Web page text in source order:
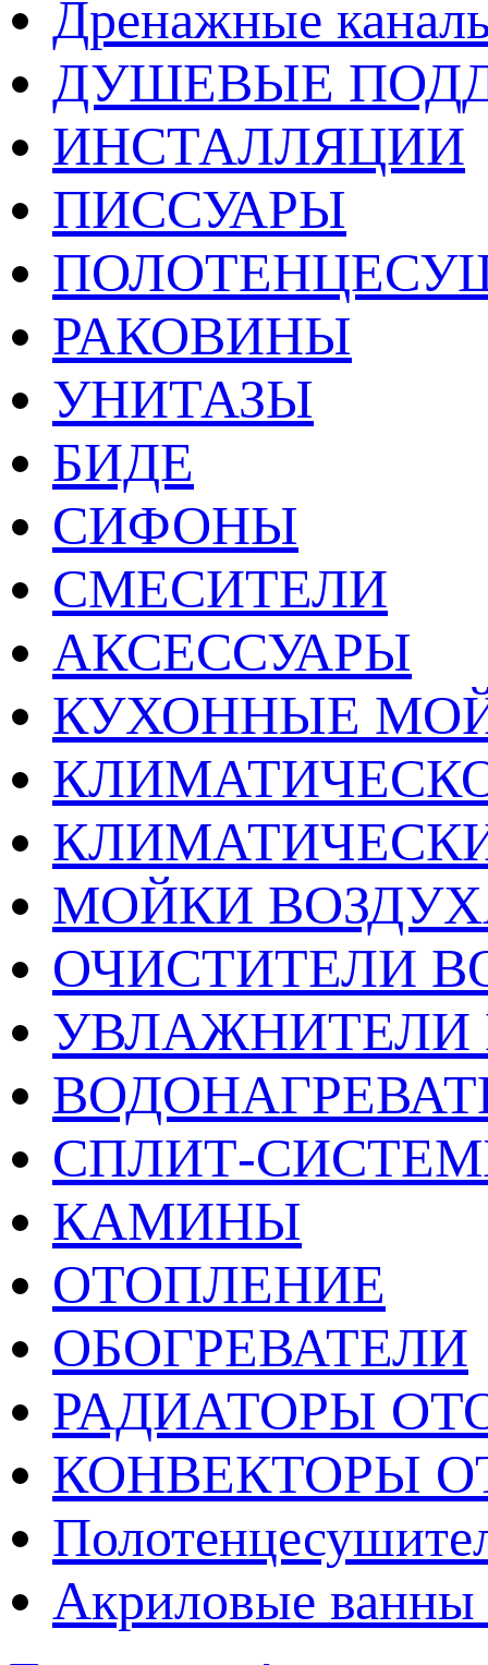
Дренажные
ДУШЕВЫЕ
ИНСТАЛЛЯЦИИ
ПИССУАРЫ
РАКОВИНЫ
УНИТАЗЫ
БИДЕ
СИФОНЫ
СМЕСИТЕЛИ
АКСЕССУАРЫ
КУХОННЫЕ
МОЙКИ
ОЧИСТИТЕЛИ
УВЛАЖНИТЕЛИ
СПЛИТ-
КАМИНЫ
ОТОПЛЕНИЕ
ОБОГРЕВАТЕЛИ
РАДИАТОРЫ
КОНВЕКТОРЫ
Акриловые ванны